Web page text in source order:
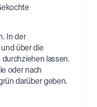
In der
über die
lassen.
oder nach
darüber geben.